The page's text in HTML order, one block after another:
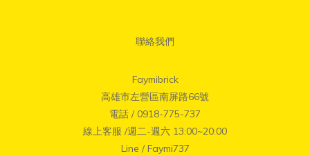
聯絡我們
Faymibrick
高雄市左營區南屏路66號
電話 / 0918-775-737
線上客服 /週二-週六 13:00~20:00
Line / Faymi737